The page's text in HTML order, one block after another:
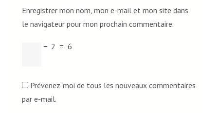
Enregistrer mon nom, mon e-mail et mon site dans
le navigateur pour mon prochain commentaire.
− 2 = 6
Prévenez-moi de tous les nouveaux commentaires
par e-mail.